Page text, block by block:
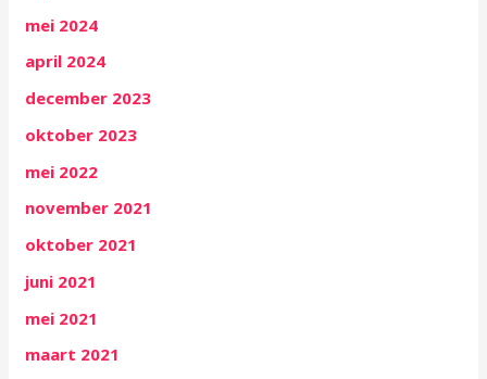
mei 2024
april 2024
december 2023
oktober 2023
mei 2022
november 2021
oktober 2021
juni 2021
mei 2021
maart 2021